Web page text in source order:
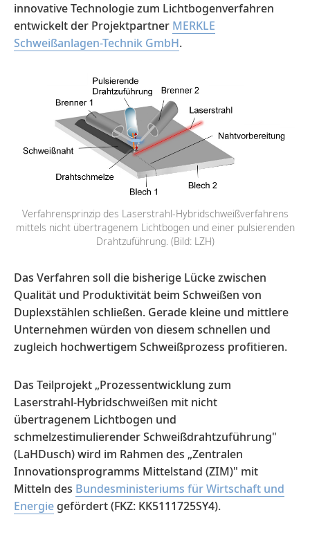
innovative Technologie zum Lichtbogenverfahren
entwickelt der Projektpartner MERKLE
Schweißanlagen-Technik GmbH.
Verfahrensprinzip des Laserstrahl-Hybridschweißverfahrens
mittels nicht übertragenem Lichtbogen und einer pulsierenden
Drahtzuführung. (Bild: LZH)
Das Verfahren soll die bisherige Lücke zwischen
Qualität und Produktivität beim Schweißen von
Duplexstählen schließen. Gerade kleine und mittlere
Unternehmen würden von diesem schnellen und
zugleich hochwertigem Schweißprozess profitieren.
Das Teilprojekt „Prozessentwicklung zum
Laserstrahl-Hybridschweißen mit nicht
übertragenem Lichtbogen und
schmelzestimulierender Schweißdrahtzuführung"
(LaHDusch) wird im Rahmen des „Zentralen
Innovationsprogramms Mittelstand (ZIM)" mit
Mitteln des Bundesministeriums für Wirtschaft und
Energiegefördert (FKZ: KK5111725SY4).